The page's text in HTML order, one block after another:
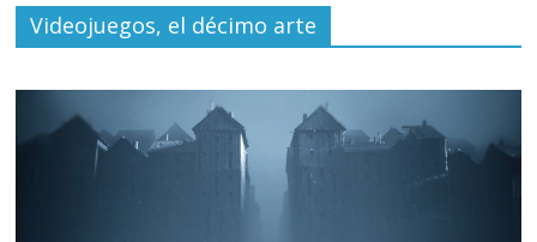
Videojuegos, el décimo arte